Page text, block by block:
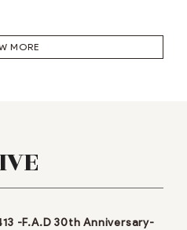
MORE
-F.A.D 30th Anniversary-